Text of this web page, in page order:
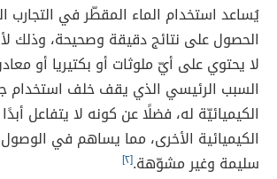
يُساعد استخدام الماء المقطّر في التجارب
الحصول على نتائج دقيقة وصحيحة، وذلك
لا يحتوي على أيّ ملوثات أو بكتيريا أو
السبب الرئيسي الذي يقف خلف استخدام
الكيميائيّة له، فضلًا عن كونه لا يتفاعل
الكيميائية الأخرى، مما يساهم في
سليمة وغير مشوّهة.[٢]